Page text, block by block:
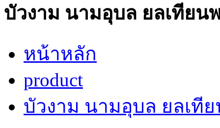
บัวงาม นามอุบล ยลเทียน
หน้าหลัก
product
บัวงาม นามอุบล ยลเที